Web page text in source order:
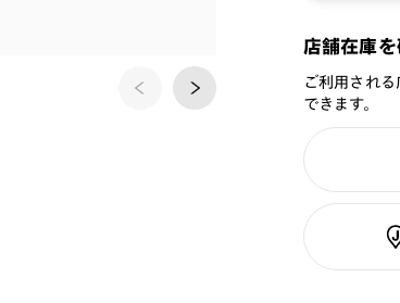
[可視光線透
COLOR
COLOR 294
使用上の注意
・肌に合わな
・薄暮・夜間
・トンネル
サイズ
重さ：
シリー
フレー
サン
理
ご
店舗在庫を
ご利用され
できます。